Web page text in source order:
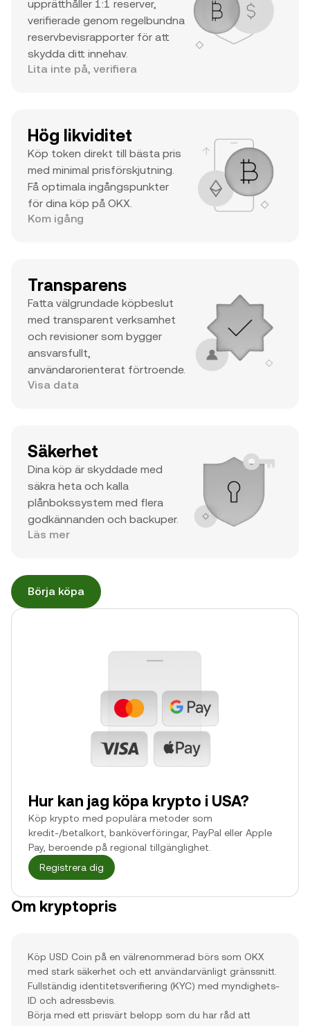
upprätthåller 1:1 reserver,
verifierade genom regelbundna
reservbevisrapporter för att
skydda ditt innehav.
Lita inte på, verifiera
Hög likviditet
Köp token direkt till bästa pris
med minimal prisförskjutning.
Få optimala ingångspunkter
för dina köp på OKX.
Kom igång
Transparens
Fatta välgrundade köpbeslut
med transparent verksamhet
och revisioner som bygger
ansvarsfullt,
användarorienterat förtroende.
Visa data
Säkerhet
Dina köp är skyddade med
säkra heta och kalla
plånbokssystem med flera
godkännanden och backuper.
Läs mer
Börja köpa
Hur kan jag köpa krypto i USA?
Köp krypto med populära metoder som
kredit-/betalkort, banköverföringar, PayPal eller Apple
Pay, beroende på regional tillgänglighet.
Registrera dig
Om kryptopris
Köp USD Coin på en välrenommerad börs som OKX
med stark säkerhet och ett användarvänligt gränssnitt.
Fullständig identitetsverifiering (KYC) med myndighets-
ID och adressbevis.
Börja med ett prisvärt belopp som du har råd att